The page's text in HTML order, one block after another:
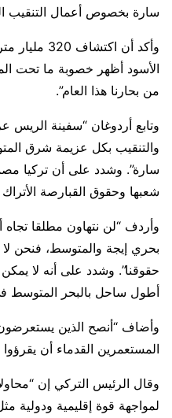
سارة بخصوص أعمال التنقيب
وأكد أن
الأسود أظهر خصوبة ما تحت
من بحارنا هذا العام”.
وتابع أردوغان “سفينة
والتنقيب بكل عزيمة شرق
سارة”. وشدد على أن تركيا
شعبها وحقوق القبارصة
وأردف “لن نتهاون مطلقا
بحري إيجة والمتوسط، فنحن
حقوقنا”. وشدد على أنه لا
أطول ساحل بالبحر المتوسط
وأضاف “أنصح الذين
المستعمرين القدماء أن
وقال الرئيس التركي إن
لمواجهة قوة إقليمية ودولية